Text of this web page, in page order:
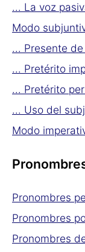
... La voz
Modo
... Presente
... Pretérito
... Pretérito
... Uso del
Modo
Pronombres
Pronombres
Pronombres